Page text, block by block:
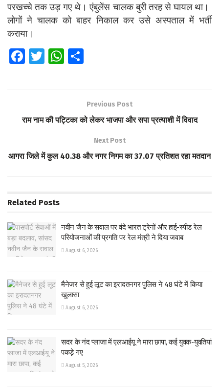
परखच्चे तक उड़ गए थे। एंबुलेंस चालक बुरी तरह से घायल था।
लोगों ने चालक को बाहर निकाल कर उसे अस्पताल में भर्ती
कराया।
Fa
o
T
W
A
p
e
Previous Post
राम नाम की पट्टिका को लेकर भाजपा और सपा प्रत्याशी में विवाद
Next Post
आगरा जिले में कुल 40.38 और नगर निगम का 37.07 प्रतिशत रहा मतदान
Related Posts
नवीन जैन के सवाल पर वंदे भारत ट्रेनों और हाई-स्पीड रेल
परियोजनाओं की प्रगति पर रेल मंत्री ने दिया जवाब
August 6, 2026
मैनेजर से हुई लूट का इरादतनगर पुलिस ने 48 घंटे में किया
खुलासा
August 6, 2026
सदर के नंद प्लाजा में एलआईयू ने मारा छापा, कई युवक-युवतियां
पकड़े गए
August 5, 2026